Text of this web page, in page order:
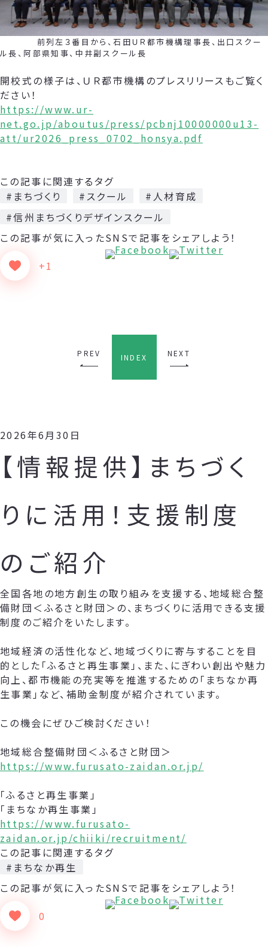
前列左３番目から、石田ＵＲ都市機構理事長、出口スクー
ル長、阿部県知事、中井副スクール長
開校式の様子は、ＵＲ都市機構のプレスリリースもご覧く
ださい！
https://www.ur-
net.go.jp/aboutus/press/pcbnj10000000u13-
att/ur2026_press_0702_honsya.pdf
この記事に関連するタグ
#まちづくり
#スクール
#人材育成
#信州まちづくりデザインスクール
この記事が気に入った
+1
SNSで記事をシェアしよう！
PREV INDEX NEXT
2026年6月30日
【情報提供】まちづく
りに活用！支援制度
のご紹介
全国各地の地方創生の取り組みを支援する、地域総合整
備財団＜ふるさと財団＞の、まちづくりに活用できる支援
制度のご紹介をいたします。
地域経済の活性化など、地域づくりに寄与することを目
的とした「ふるさと再生事業」、また、にぎわい創出や魅力
向上、都市機能の充実等を推進するための「まちなか再
生事業」など、補助金制度が紹介されています。
この機会にぜひご検討ください！
地域総合整備財団＜ふるさと財団＞
https://www.furusato-zaidan.or.jp/
「ふるさと再生事業」
「まちなか再生事業」
https://www.furusato-
zaidan.or.jp/chiiki/recruitment/
この記事に関連するタグ
#まちなか再生
この記事が気に入った
0
SNSで記事をシェアしよう！